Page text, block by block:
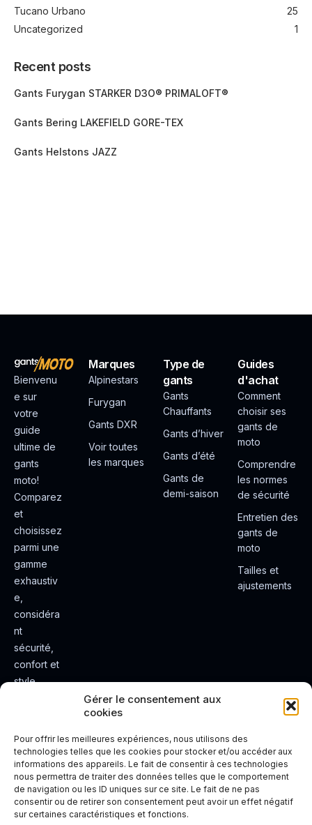
Gérer le consentement aux
cookies
Pour offrir les meilleures expériences, nous utilisons des
technologies telles que les cookies pour stocker et/ou accéder aux
informations des appareils. Le fait de consentir à ces technologies
nous permettra de traiter des données telles que le comportement
de navigation ou les ID uniques sur ce site. Le fait de ne pas
consentir ou de retirer son consentement peut avoir un effet négatif
sur certaines caractéristiques et fonctions.
Tucano Urbano
25
Uncategorized
1
Recent posts
Gants Furygan STARKER D3O® PRIMALOFT®
Gants Bering LAKEFIELD GORE-TEX
Gants Helstons JAZZ
Bienvenu
e sur
votre
guide
ultime de
gants
moto!
Comparez
et
choisissez
parmi une
gamme
exhaustiv
e,
considéra
nt
sécurité,
confort et
style.
e de
conduite
plus sûre
et plus
agréable.
Marques
Alpinestars
Furygan
Gants DXR
Voir toutes
les marques
Type de
gants
Gants
Chauffants
Gants d’hiver
Gants d’été
Gants de
demi-saison
Guides
d'achat
Comment
choisir ses
gants de
moto
Comprendre
les normes
de sécurité
Entretien des
gants de
moto
Tailles et
ajustements